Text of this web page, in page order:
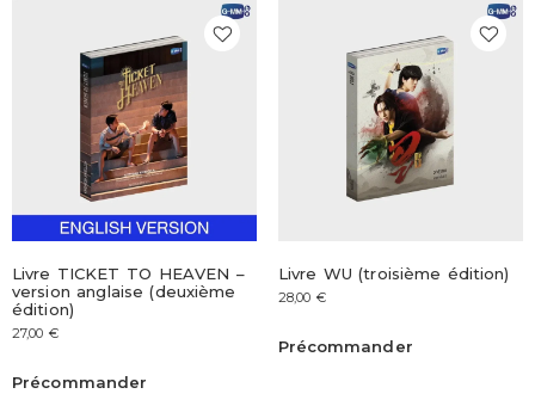
Livre TICKET TO HEAVEN –
version anglaise (deuxième
édition)
27,00 €
Précommander
Livre WU (troisième édition)
28,00 €
Précommander